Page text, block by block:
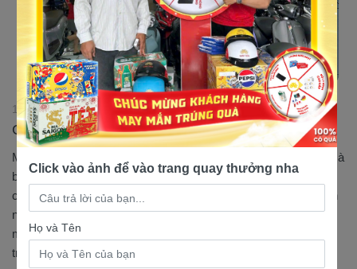
Cửa hàng bán xe 50 phân khối uy tín ở Long An
19/01/2026 23:48:22
Một trong những cửa hàng bán xe 50 phân khối đáng tin cậy mà
bạn nên tham khảo qua chính là đại lý Nam Tiến, nơi hội tụ đủ
các yếu tố về chất lượng xe – tư vấn tận tâm – dịch vụ chuyên
nghiệp và showroom hiện đại, giúp khách hàng có thể sở hữu
một phiên bản xe 50cc chính hãng với mức giá tốt trên thị
trường....
Click vào ảnh để vào trang quay thưởng nha
Họ và Tên